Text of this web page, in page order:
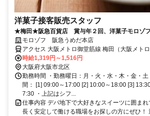
洋菓子接客販売スタッフ
★梅田★阪急百貨店 賞与年２回、洋菓子モロゾ
モロゾフ 阪急うめだ本店
アクセス 大阪メトロ御堂筋線 梅田（大阪メト
分、大阪メトロ谷町線 東梅田1番口徒歩約2分、
線）東出口徒歩約3分
時給1,319円～1,516円
大阪府大阪市北区
勤務時間 ・勤務曜日：月・火・水・木・金・
間： [1] 09:00～17:00 [2] 10:00～18:00 [3]
7:30 ・上記はシフ...
仕事内容 デパ地下で大好きなスイーツに囲まれ
長く安定して働ける職場をお探しの方にぜひ！